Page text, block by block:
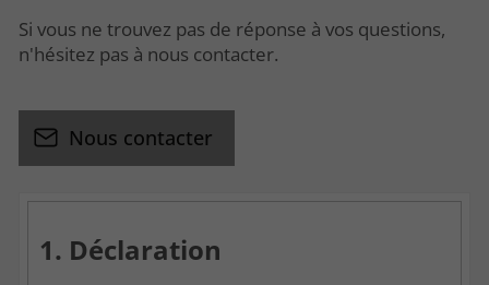
Si vous ne trouvez pas de réponse à vos questions,
n'hésitez pas à nous contacter.
Nous contacter
1. Déclaration